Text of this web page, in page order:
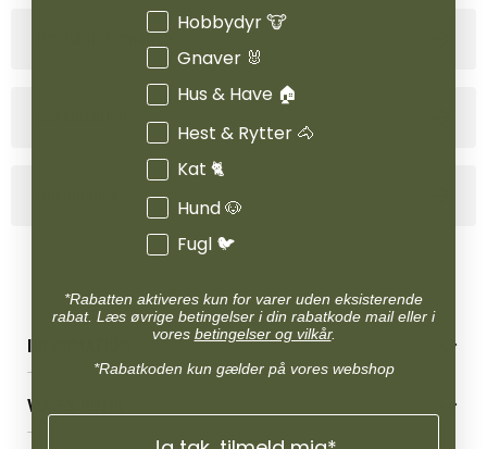
Produktinformation
INFORMATION
Reklamations- & fortrydelsesret
Levering & afhentning
VORES BUTIK
Hobbydyr 🐮
Gnaver 🐰
Hus & Have 🏠
Hest & Rytter 🐴
Kat 🐈
Hund 🐶
Fugl 🐦
*Rabatten aktiveres kun for varer uden eksisterende
rabat. Læs øvrige betingelser i din rabatkode mail eller i
vores betingelser og vilkår.
*Rabatkoden kun gælder på vores webshop